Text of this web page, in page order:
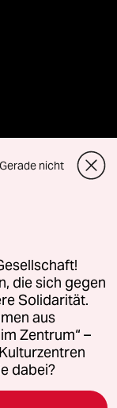
für Genehmigungen
Richtlinien
AGB
(Ads)
Gerade nicht
die sich gegen
Solidarität.
aus
Zentrum“ –
dabei?